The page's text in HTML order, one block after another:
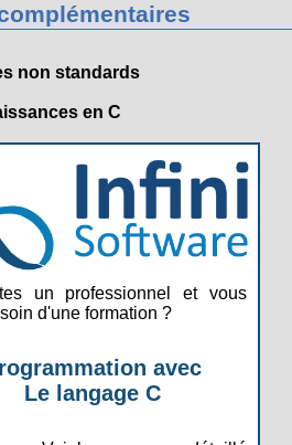
non standards
en C
un professionnel et vous
d'une formation ?
avec
Le langage C